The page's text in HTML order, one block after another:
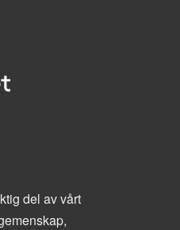
del av vårt